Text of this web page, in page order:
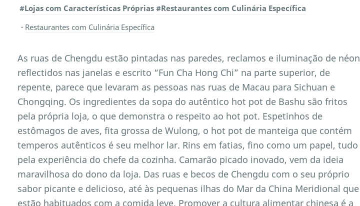
#Lojas com Características Próprias #Restaurantes com Culinária Específica
Restaurantes com Culinária Específica
As ruas de Chengdu estão pintadas nas paredes, reclamos e iluminação de néon
reflectidos nas janelas e escrito “Fun Cha Hong Chi” na parte superior, de
repente, parece que levaram as pessoas nas ruas de Macau para Sichuan e
Chongqing. Os ingredientes da sopa do autêntico hot pot de Bashu são fritos
pela própria loja, o que demonstra o respeito ao hot pot. Espetinhos de
estômagos de aves, fita grossa de Wulong, o hot pot de manteiga que contém
temperos autênticos é seu melhor lar. Rins em fatias, fino como um papel, tudo
pela experiência do chefe da cozinha. Camarão picado inovado, vem da ideia
maravilhosa do dono da loja. Das ruas e becos de Chengdu com o seu próprio
sabor picante e delicioso, até às pequenas ilhas do Mar da China Meridional que
estão habituados com a comida leve. Promover a cultura alimentar chinesa é a